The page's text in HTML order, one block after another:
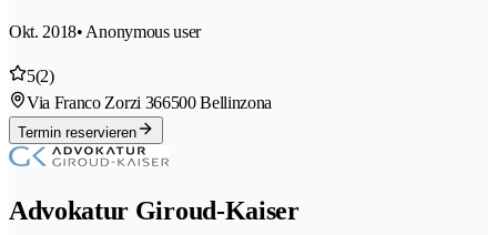
Okt. 2018• Anonymous user
5(2)
Via Franco Zorzi 366500 Bellinzona
Termin reservieren
Advokatur Giroud-Kaiser